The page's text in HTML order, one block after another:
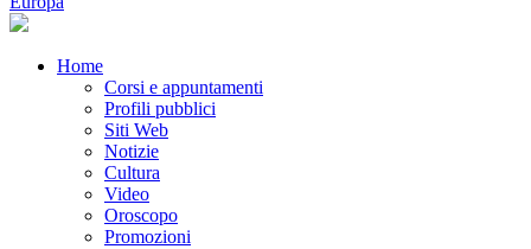
Home
Corsi e appuntamenti
Profili pubblici
Siti Web
Notizie
Cultura
Video
Oroscopo
Promozioni